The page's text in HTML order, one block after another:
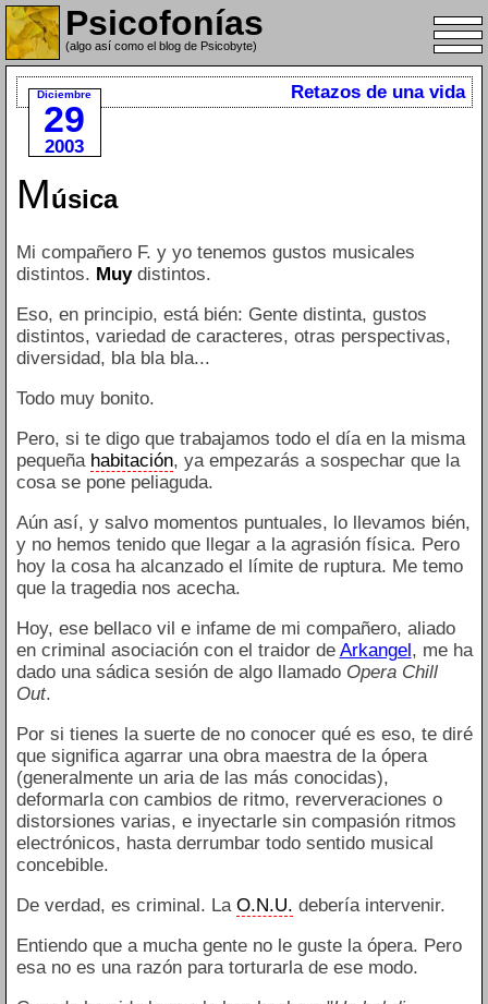
Psicofonías
(algo así como el blog de Psicobyte)
Diciembre
29
2003
Retazos de una vida
Música
Mi compañero F. y yo tenemos gustos musicales
distintos. Muydistintos.
Eso, en principio, está bién: Gente distinta, gustos
distintos, variedad de caracteres, otras perspectivas,
diversidad, bla bla bla...
Todo muy bonito.
Pero, si te digo que trabajamos todo el día en la misma
pequeña habitación, ya empezarás a sospechar que la
cosa se pone peliaguda.
Aún así, y salvo momentos puntuales, lo llevamos bién,
y no hemos tenido que llegar a la agrasión física. Pero
hoy la cosa ha alcanzado el límite de ruptura. Me temo
que la tragedia nos acecha.
Hoy, ese bellaco vil e infame de mi compañero, aliado
en criminal asociación con el traidor de Arkangel, me ha
dado una sádica sesión de algo llamado Opera Chill
Out.
Por si tienes la suerte de no conocer qué es eso, te diré
que significa agarrar una obra maestra de la ópera
(generalmente un aria de las más conocidas),
deformarla con cambios de ritmo, reververaciones o
distorsiones varias, e inyectarle sin compasión ritmos
electrónicos, hasta derrumbar todo sentido musical
concebible.
De verdad, es criminal. La O.N.U. debería intervenir.
Entiendo que a mucha gente no le guste la ópera. Pero
esa no es una razón para torturarla de ese modo.